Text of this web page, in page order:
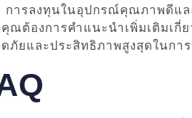
การลงทุนในอุปกรณ์คุณภาพดีแล
ณต้องการคำแนะนำเพิ่มเติมเกี่
ภัยและประสิทธิภาพสูงสุดในกา